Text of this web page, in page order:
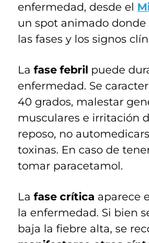
enfermedad, desde el
un spot animado donde
las fases y los signos
La fase febril puede
enfermedad. Se
40 grados, malestar
musculares e irritación
reposo, no
toxinas. En caso de
tomar paracetamol.
La fase crítica aparece
la enfermedad. Si bien
baja la fiebre alta, se